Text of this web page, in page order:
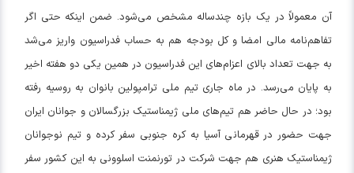
آن معمولاً در یک بازه چندساله مشخص می‌شود. ضمن اینکه حتی اگر
تفاهم‌نامه مالی امضا و کل بودجه هم به حساب فدراسیون واریز می‌شد
به جهت تعداد بالای اعزام‌های این فدراسیون در همین یکی دو هفته اخیر
به پایان می‌رسد. در ماه جاری تیم ملی ترامپولین بانوان به روسیه رفته
بود؛ در حال حاضر هم تیم‌های ملی ژیمناستیک بزرگسالان و جوانان ایران
جهت حضور در قهرمانی آسیا به کره جنوبی سفر کرده و تیم نوجوانان
ژیمناستیک هنری هم جهت شرکت در تورنمنت اسلوونی به این کشور سفر